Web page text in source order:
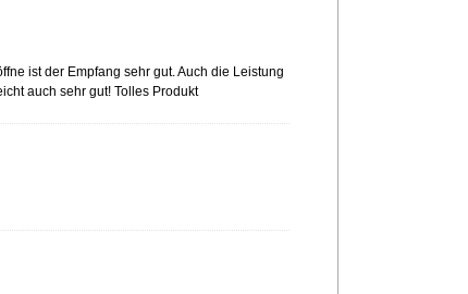
ist der Empfang sehr gut. Auch die Leistung
auch sehr gut! Tolles Produkt